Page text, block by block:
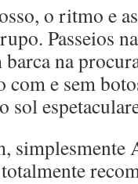
o ritmo e
Passeios
na
e sem
sol